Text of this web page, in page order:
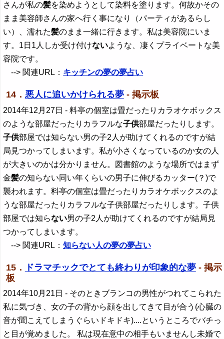
さんが私の髪を染めようとして染料を塗ります。何故かその
まま美容師さんの家へ行く事になり（パーティがあるらし
い）、濡れた髪のまま一緒に行きます。私は美容院にいま
す。1日1人しか受け付けないような、凄くプライベートな美
容院です。
--> 関連URL： キッチンの夢の夢占い
14． 悪人に追いかけられる夢- 掲示板
2014年12月27日 - 料亭の個室は畳だったりカラオケボックス
のような部屋だったりカラフルな子供部屋だったりします。
子供部屋では知らない男の子2人が助けてくれるのですが結
局見つかってしまいます。私が小さくなっているのか女の人
が大きいのかは分かりません。図書館のような場所ではまず
金髪の知らない同い年くらいの男子に伸びるカッター(？)で
襲われます。料亭の個室は畳だったりカラオケボックスのよ
うな部屋だったりカラフルな子供部屋だったりします。子供
部屋では知らない男の子2人が助けてくれるのですが結局見
つかってしまいます。
--> 関連URL：知らない人の夢の夢占い
15． ドラマチックでとても終わりが印象的な夢- 掲示
板
2014年10月21日 - そのときブランコの男性がつれてこられた
私に気づき、女の子の背から顔を出してきて目が合う(心臓の
音が聞こえてしまうぐらいドキドキ)....というところでバチっ
と目が覚めました。 私は現在意中の相手もいませんし未婚で